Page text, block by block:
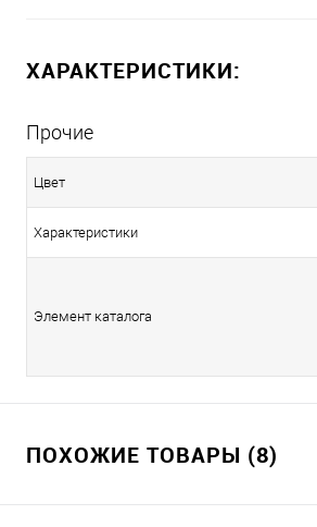
ХАРАКТЕРИСТИКИ:
Прочие
Цвет
Характеристики
Элемент каталога
ПОХОЖИЕ ТОВАРЫ (8)